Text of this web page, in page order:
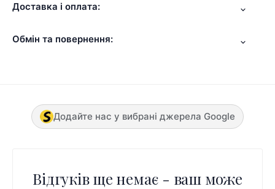
Доставка і оплата:
Обмін та повернення:
Додайте нас у вибрані джерела Google
Відгуків ще немає - ваш може